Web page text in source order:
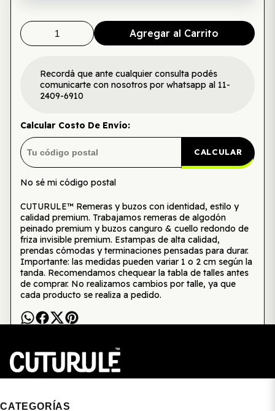
Agregar al Carrito
Recordá que ante cualquier consulta podés
comunicarte con nosotros por whatsapp al 11-
2409-6910
Calcular Costo De Envío:
CALCULAR
No sé mi código postal
CUTURULE™ Remeras y buzos con identidad, estilo y
calidad premium. Trabajamos remeras de algodón
peinado premium y buzos canguro & cuello redondo de
friza invisible premium. Estampas de alta calidad,
prendas cómodas y terminaciones pensadas para durar.
Importante: las medidas pueden variar 1 o 2 cm según la
tanda. Recomendamos chequear la tabla de talles antes
de comprar. No realizamos cambios por talle, ya que
cada producto se realiza a pedido.
CATEGORÍAS